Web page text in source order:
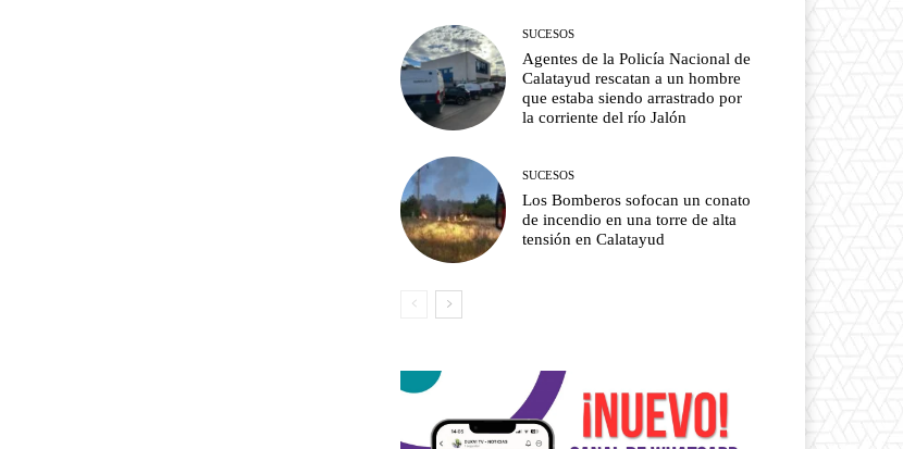
SUCESOS
Agentes de la Policía Nacional de
Calatayud rescatan a un hombre
que estaba siendo arrastrado por
la corriente del río Jalón
SUCESOS
Los Bomberos sofocan un conato
de incendio en una torre de alta
tensión en Calatayud